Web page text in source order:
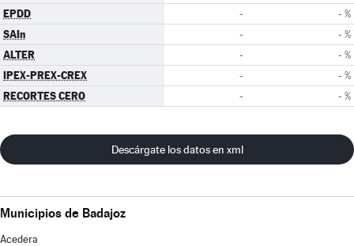
EPDD - - %
SAIn - - %
ALTER - - %
IPEX-PREX-CREX - - %
RECORTES CERO - - %
Descárgate los datos en xml
Municipios de Badajoz
Acedera